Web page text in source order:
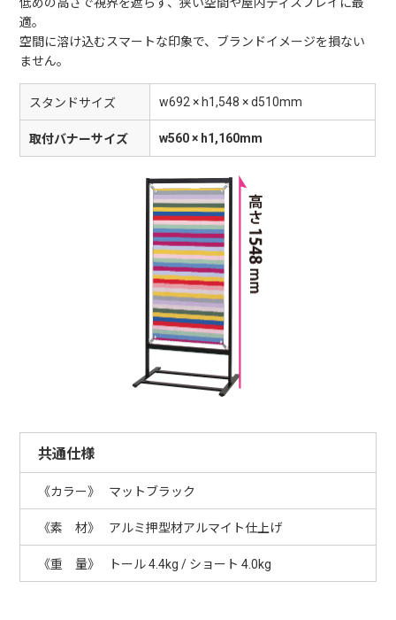
適。
空間に溶け込むスマートな印象で、ブランドイメージを損ない
ません。
スタンドサイズ w692 × h1,548 × d510mm
取付バナーサイズ w560 × h1,160mm
共通仕様
カラー マットブラック
素 材 アルミ押型材アルマイト仕上げ
重 量 トール 4.4kg / ショート 4.0kg